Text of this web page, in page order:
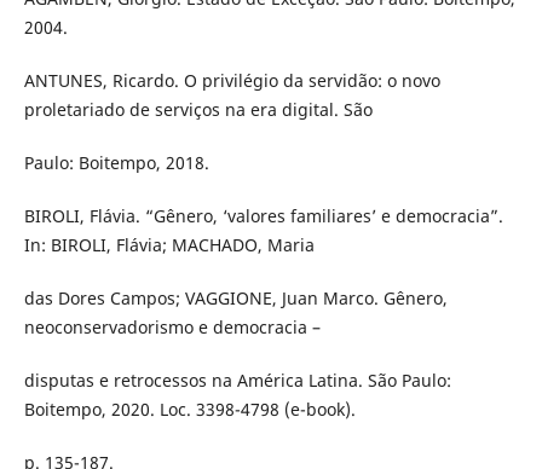
2004.
ANTUNES, Ricardo. O privilégio da servidão: o novo
proletariado de serviços na era digital. São
Paulo: Boitempo, 2018.
BIROLI, Flávia. “Gênero, ‘valores familiares’ e democracia”.
In: BIROLI, Flávia; MACHADO, Maria
das Dores Campos; VAGGIONE, Juan Marco. Gênero,
neoconservadorismo e democracia –
disputas e retrocessos na América Latina. São Paulo:
Boitempo, 2020. Loc. 3398-4798 (e-book).
p. 135-187.